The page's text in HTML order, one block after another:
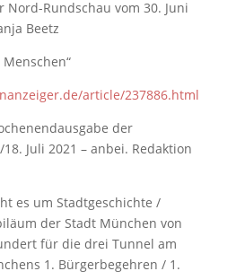
Nord-Rundschau vom 30. Juni
Beetz
article/237886.html
der
18. Juli 2021 – anbei. Redaktion
es um Stadtgeschichte /
der Stadt München von
für die drei Tunnel am
1. Bürgerbegehren / 1.